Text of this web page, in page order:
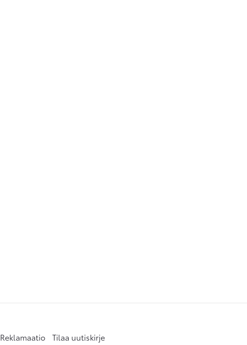
Reklamaatio Tilaa uutiskirje